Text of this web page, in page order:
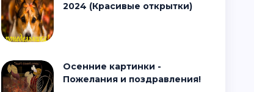
2024 (Красивые открытки)
Осенние картинки -
Пожелания и поздравления!